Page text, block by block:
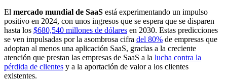
El mercado mundial de SaaS está experimentando un impulso
positivo en 2024, con unos ingresos que se espera que se disparen
hasta los $680,540 millones de dólares en 2030. Estas predicciones
se ven impulsadas por la asombrosa cifra del 80% de empresas que
adoptan al menos una aplicación SaaS, gracias a la creciente
atención que prestan las empresas de SaaS a la lucha contra la
pérdida de clientes y a la aportación de valor a los clientes
existentes.